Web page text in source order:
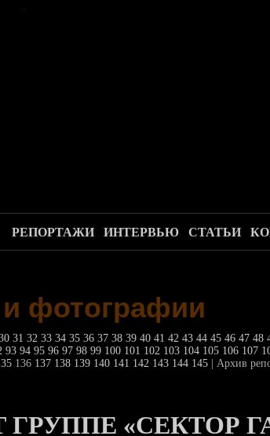
.
РЕПОРТАЖИ ИНТЕРВЬЮ СТАТЬИ
фотографии
31 32 33 34 35 36 37 38 39 40 41 42 43 44 45 46 47 48
93949596979899 100 101 102 103 104 105 106 107
136 137 138 139 140 141 142 143 144 145 | Архив
ГРУППЕ «СЕКТОР